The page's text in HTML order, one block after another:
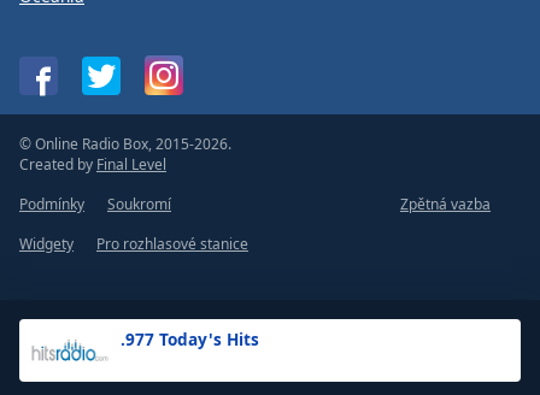
.977 Today's Hits
© Online Radio Box, 2015-2026.
Created by Final Level
Podmínky
Soukromí
Zpětná vazba
Widgety
Pro rozhlasové stanice